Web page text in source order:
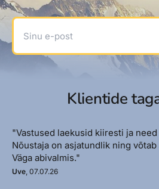
Sinu e-post
Klientide
"Vastused laekusid kiiresti ja
Nõustaja on asjatundlik ning
Väga abivalmis."
Uve, 07.07.26